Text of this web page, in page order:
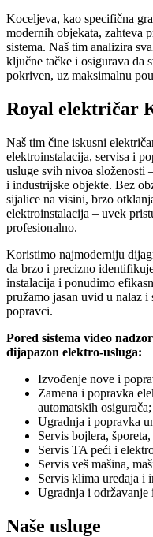
Koceljeva, kao specifična
modernih objekata, zahteva
sistema. Naš tim analizira
ključne tačke i osigurava da
pokriven, uz maksimalnu
Royal električar
Naš tim čine iskusni
elektroinstalacija, servisa i
usluge svih nivoa složenosti
i industrijske objekte. Bez
sijalice na visini, brzo
elektroinstalacija – uvek
profesionalno.
Koristimo najmoderniju
da brzo i precizno
instalacija i ponudimo
pružamo jasan uvid u nalaz
popravci.
Pored sistema video
dijapazon elektro-usluga:
Izvođenje nove i
Zamena i popravka
automatskih osigurača;
Ugradnja i popravka
Servis bojlera,
Servis TA peći i
Servis veš mašina,
Servis klima uređaja i
Ugradnja i održavanje
Naše usluge